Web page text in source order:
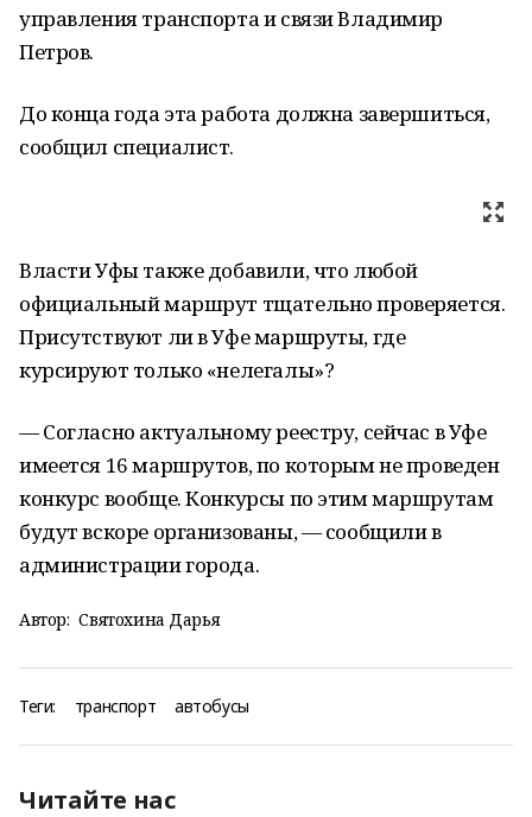
управления транспорта и связи Владимир
Петров.
До конца года эта работа должна завершиться,
сообщил специалист.
Власти Уфы также добавили, что любой
официальный маршрут тщательно проверяется.
Присутствуют ли в Уфе маршруты, где
курсируют только «нелегалы»?
— Согласно актуальному реестру, сейчас в Уфе
имеется 16 маршрутов, по которым не проведен
конкурс вообще. Конкурсы по этим маршрутам
будут вскоре организованы, — сообщили в
администрации города.
Автор: Святохина Дарья
Теги: транспорт автобусы
Читайте нас